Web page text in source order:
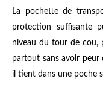
La pochette de
protection suffisante
niveau du tour de cou,
partout sans avoir peur
il tient dans une poche